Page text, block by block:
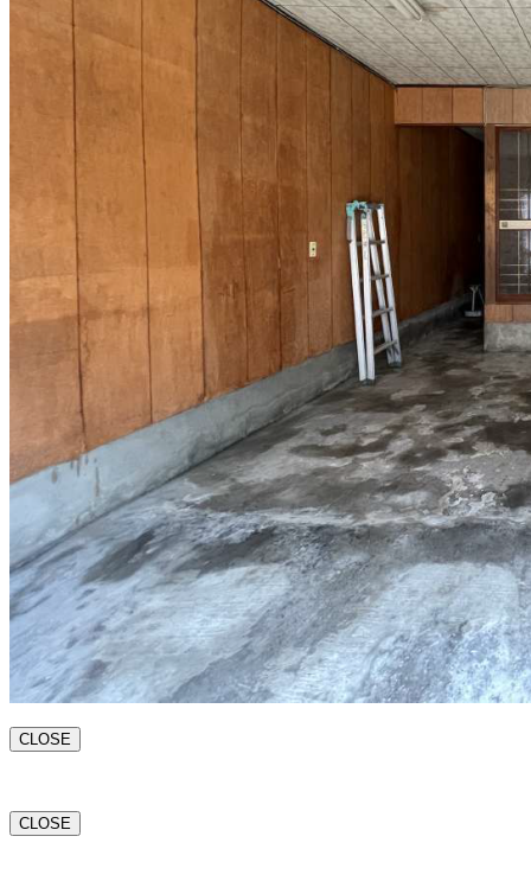
CLOSE
CLOSE